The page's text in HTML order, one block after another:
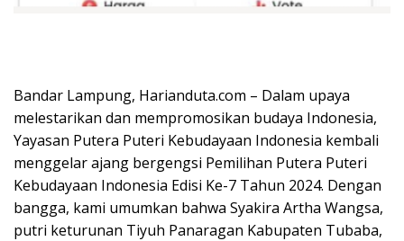
Bandar Lampung, Harianduta.com – Dalam upaya
melestarikan dan mempromosikan budaya Indonesia,
Yayasan Putera Puteri Kebudayaan Indonesia kembali
menggelar ajang bergengsi Pemilihan Putera Puteri
Kebudayaan Indonesia Edisi Ke-7 Tahun 2024. Dengan
bangga, kami umumkan bahwa Syakira Artha Wangsa,
putri keturunan Tiyuh Panaragan Kabupaten Tubaba,